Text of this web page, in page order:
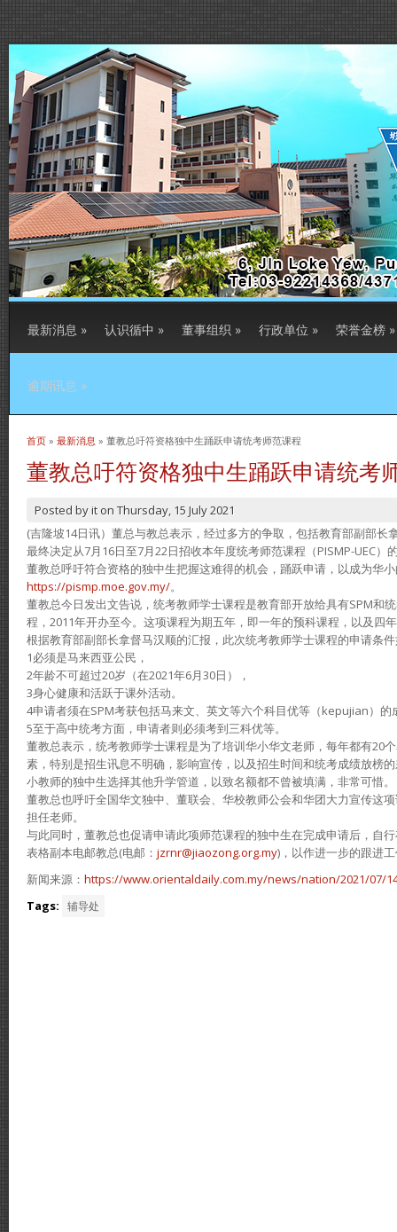
最新消息 » 认识循中 » 董事组织 » 行政单位 » 荣誉金榜 »
逾期讯息 »
当前位置
首页 » 最新消息 » 董教总吁符资格独中生踊跃申请统考师范课程
董教总吁符资格独中生踊跃申请统考
Posted byit on Thursday, 15 July 2021
(吉隆坡14日讯）董总与教总表示，经过多方的争取，包括教育部副部长
最终决定从7月16日至7月22日招收本年度统考师范课程（PISMP-UEC）
董教总呼吁符合资格的独中生把握这难得的机会，踊跃申请，以成为华
https://pismp.moe.gov.my/。
董教总今日发出文告说，统考教师学士课程是教育部开放给具有SPM和
程，2011年开办至今。这项课程为期五年，即一年的预科课程，以及四
根据教育部副部长拿督马汉顺的汇报，此次统考教师学士课程的申请条
1必须是马来西亚公民，
2年龄不可超过20岁（在2021年6月30日），
3身心健康和活跃于课外活动。
4申请者须在SPM考获包括马来文、英文等六个科目优等（kepujian）的
5至于高中统考方面，申请者则必须考到三科优等。
董教总表示，统考教师学士课程是为了培训华小华文老师，每年都有20
素，特别是招生讯息不明确，影响宣传，以及招生时间和统考成绩放榜
小教师的独中生选择其他升学管道，以致名额都不曾被填满，非常可惜。
董教总也呼吁全国华文独中、董联会、华校教师公会和华团大力宣传这
担任老师。
与此同时，董教总也促请申请此项师范课程的独中生在完成申请后，自
表格副本电邮教总(电邮： jzrnr@jiaozong.org.my)，以作进一步的跟进
新闻来源： https://www.orientaldaily.com.my/news/nation/2021/07/
Tags: 辅导处